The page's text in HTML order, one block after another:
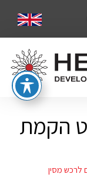
הקמת
לרכש מסין